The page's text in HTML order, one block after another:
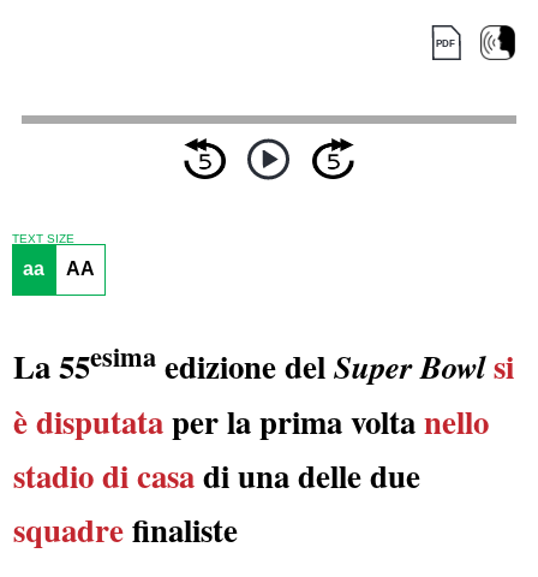
TEXT SIZE
aa AA
La 55esimaedizione delSuper Bowlsi
è disputataper la prima voltanello
stadio di casadi una delle due
squadrefinaliste